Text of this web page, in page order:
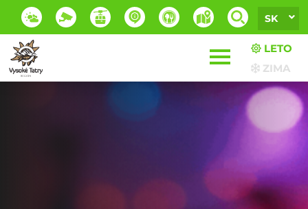
SK
LETO
ZIMA